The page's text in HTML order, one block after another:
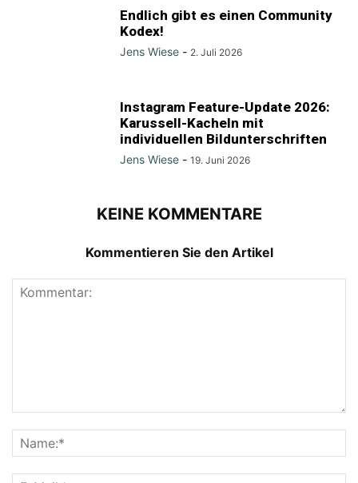
Endlich gibt es einen Community
Kodex!
Jens Wiese - 2. Juli 2026
Instagram Feature-Update 2026:
Karussell-Kacheln mit
individuellen Bildunterschriften
Jens Wiese - 19. Juni 2026
KEINE KOMMENTARE
Kommentieren Sie den Artikel